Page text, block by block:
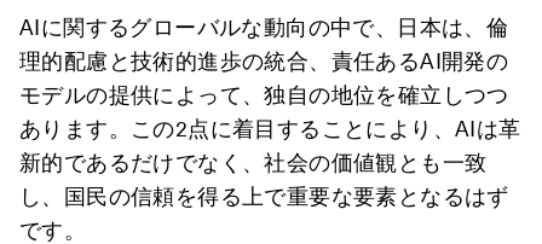
AIに関するグローバルな動向の中で、日本は、倫
理的配慮と技術的進歩の統合、責任あるAI開発の
モデルの提供によって、独自の地位を確立しつつ
あります。この2点に着目することにより、AIは革
新的であるだけでなく、社会の価値観とも一致
し、国民の信頼を得る上で重要な要素となるはず
です。